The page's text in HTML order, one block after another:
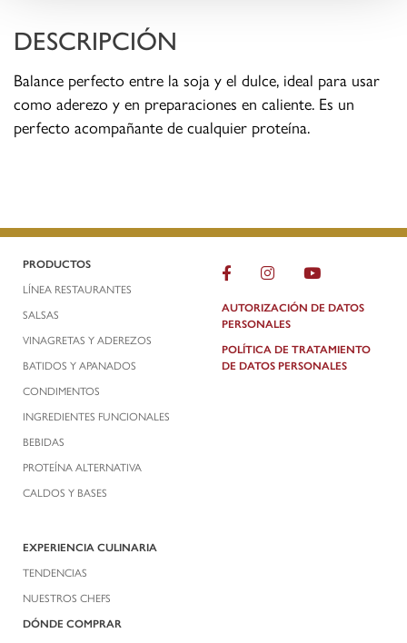
DESCRIPCIÓN
Balance perfecto entre la soja y el dulce, ideal para usar
como aderezo y en preparaciones en caliente. Es un
perfecto acompañante de cualquier proteína.
PRODUCTOS
LÍNEA RESTAURANTES
SALSAS
VINAGRETAS Y ADEREZOS
BATIDOS Y APANADOS
CONDIMENTOS
INGREDIENTES FUNCIONALES
BEBIDAS
PROTEÍNA ALTERNATIVA
CALDOS Y BASES
EXPERIENCIA CULINARIA
TENDENCIAS
NUESTROS CHEFS
DÓNDE COMPRAR
AUTORIZACIÓN DE DATOS
PERSONALES
POLÍTICA DE TRATAMIENTO
DE DATOS PERSONALES